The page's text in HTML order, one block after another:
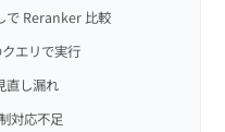
で Reranker 比較
エリで実行
直し漏れ
対応不足